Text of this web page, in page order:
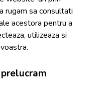
rugam sa consultati
acestora pentru a
utilizeaza si